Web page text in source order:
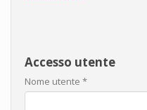
Accesso utente
Nome utente *